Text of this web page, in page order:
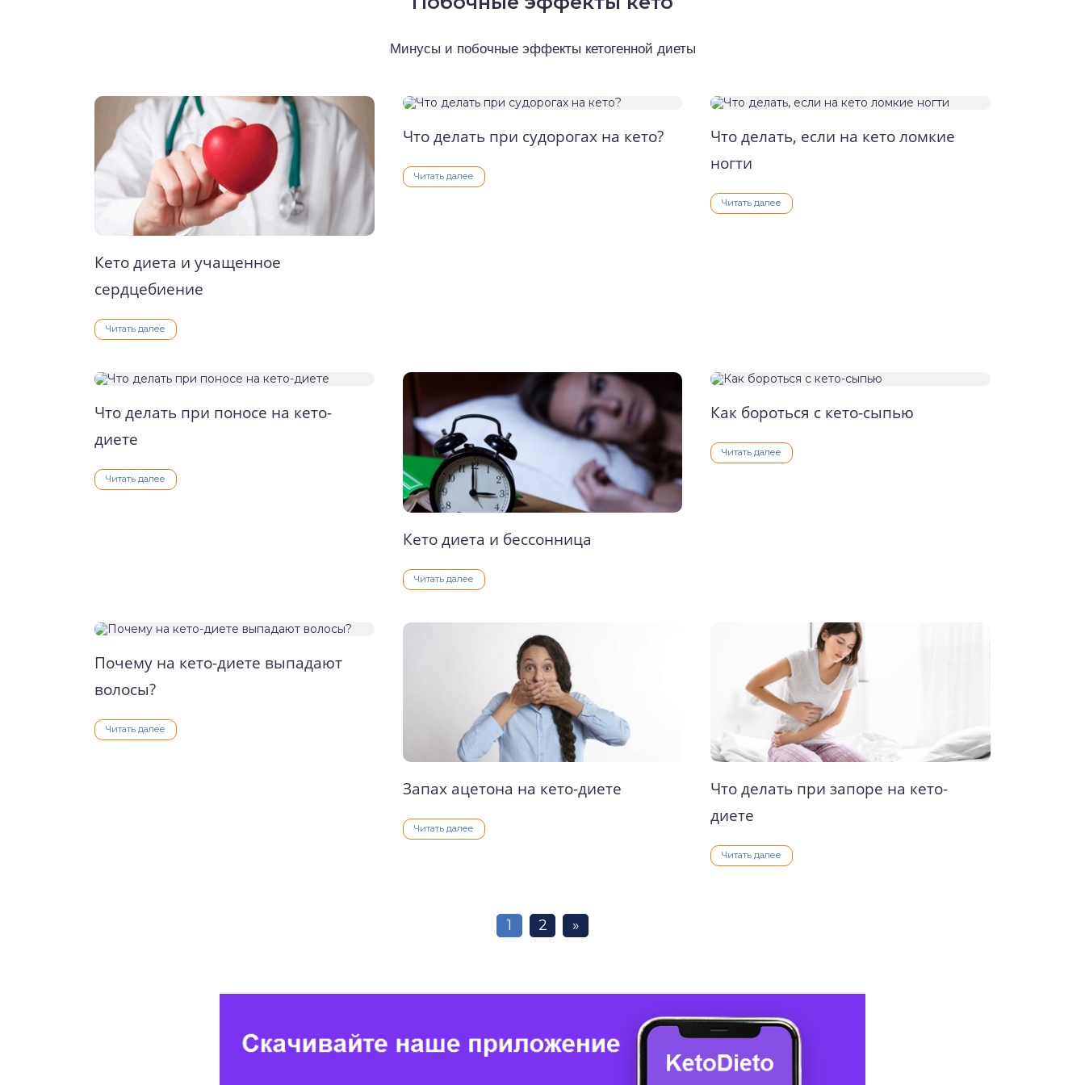
Минусы и побочные эффекты кетогенной диеты
Кето диета и учащенное
сердцебиение
Читать далее
Что делать при судорогах на кето?
Читать далее
Что делать, если на кето ломкие
ногти
Читать далее
Что делать при поносе на кето-
диете
Читать далее
Кето диета и бессонница
Читать далее
Как бороться с кето-сыпью
Читать далее
Почему на кето-диете выпадают
волосы?
Читать далее
Запах ацетона на кето-диете
Читать далее
Что делать при запоре на кето-
диете
Читать далее
1 2 »